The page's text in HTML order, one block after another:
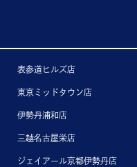
表参道ヒルズ店
東京ミッドタウン店
伊勢丹浦和店
三越名古屋栄店
ジェイアール京都伊勢丹店